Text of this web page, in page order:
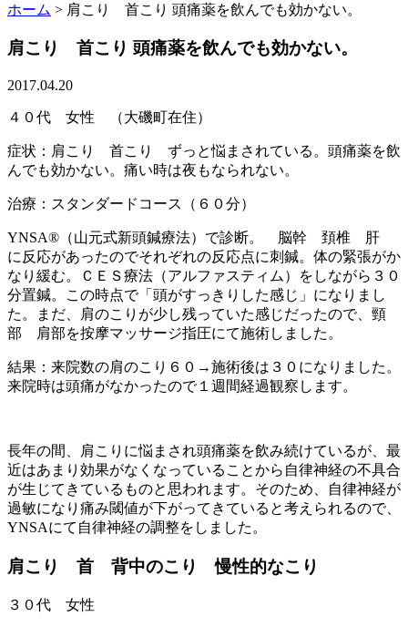
ホーム > 肩こり 首こり 頭痛薬を飲んでも効かない。
肩こり 首こり 頭痛薬を飲んでも効かない。
2017.04.20
４０代 女性 （大磯町在住）
症状：肩こり 首こり ずっと悩まされている。頭痛薬を飲
んでも効かない。痛い時は夜もなられない。
治療：スタンダードコース（６０分）
YNSA®（山元式新頭鍼療法）で診断。 脳幹 頚椎 肝
に反応があったのでそれぞれの反応点に刺鍼。体の緊張がか
なり緩む。ＣＥＳ療法（アルファスティム）をしながら３０
分置鍼。この時点で「頭がすっきりした感じ」になりまし
た。まだ、肩のこりが少し残っていた感じだったので、頸
部 肩部を按摩マッサージ指圧にて施術しました。
結果：来院数の肩のこり６０→施術後は３０になりました。
来院時は頭痛がなかったので１週間経過観察します。
長年の間、肩こりに悩まされ頭痛薬を飲み続けているが、最
近はあまり効果がなくなっていることから自律神経の不具合
が生じてきているものと思われます。そのため、自律神経が
過敏になり痛み閾値が下がってきていると考えられるので、
YNSAにて自律神経の調整をしました。
肩こり 首 背中のこり 慢性的なこり
３０代 女性